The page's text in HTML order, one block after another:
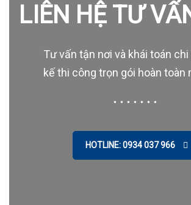
LIÊN HỆ TƯ
Tư vấn tận nơi và khái toán
kế thi công trọn gói hoàn toàn
HOTLINE: 0934 037 966